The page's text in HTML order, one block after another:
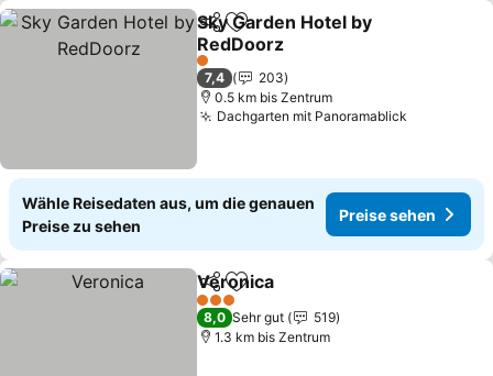
TeilenZu Favoriten hinzufügen
Sky Garden Hotel by
RedDoorz
1 Sterne
7,4
203
0.5 km bis Zentrum
Dachgarten mit Panoramablick
Wähle Reisedaten aus, um die genauen
Preise zu sehen
Preise sehen
TeilenZu Favoriten hinzufügen
Veronica
3 Sterne
8,0 Sehr gut
519
1.3 km bis Zentrum